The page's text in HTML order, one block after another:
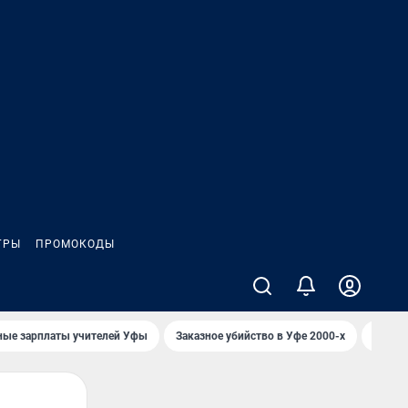
ПРОМОКОДЫ
зарплаты учителей Уфы Заказное убийство в Уфе 2000-х